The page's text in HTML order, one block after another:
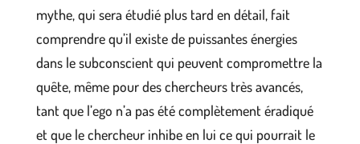
mythe, qui sera étudié plus tard en détail, fait
comprendre qu’il existe de puissantes énergies
dans le subconscient qui peuvent compromettre la
quête, même pour des chercheurs très avancés,
tant que l’ego n’a pas été complètement éradiqué
et que le chercheur inhibe en lui ce qui pourrait le